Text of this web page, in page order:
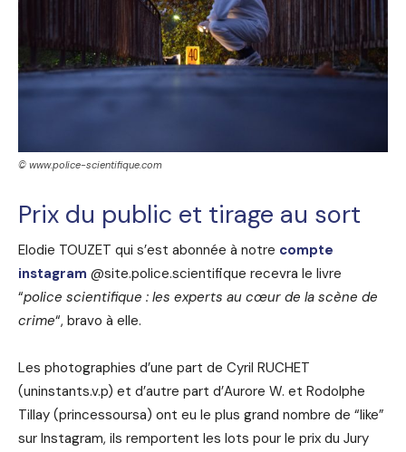
© www.police-scientifique.com
Prix du public et tirage au sort
Elodie TOUZET qui s’est abonnée à notre compte
instagram @site.police.scientifique recevra le livre
“police scientifique : les experts au cœur de la scène de
crime“, bravo à elle.
Les photographies d’une part de Cyril RUCHET
(uninstants.v.p) et d’autre part d’Aurore W. et Rodolphe
Tillay (princessoursa) ont eu le plus grand nombre de “like”
sur Instagram, ils remportent les lots pour le prix du Jury